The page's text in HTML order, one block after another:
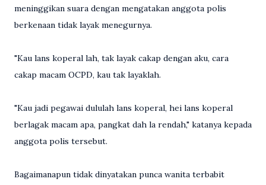
meninggikan suara dengan mengatakan anggota polis
berkenaan tidak layak menegurnya.
"Kau lans koperal lah, tak layak cakap dengan aku, cara
cakap macam OCPD, kau tak layaklah.
"Kau jadi pegawai dululah lans koperal, hei lans koperal
berlagak macam apa, pangkat dah la rendah," katanya kepada
anggota polis tersebut.
Bagaimanapun tidak dinyatakan punca wanita terbabit